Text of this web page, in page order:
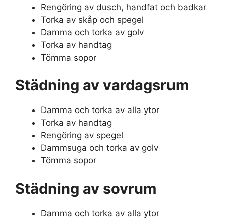
Rengöring av dusch, handfat och badkar
Torka av skåp och spegel
Damma och torka av golv
Torka av handtag
Tömma sopor
Städning av vardagsrum
Damma och torka av alla ytor
Torka av handtag
Rengöring av spegel
Dammsuga och torka av golv
Tömma sopor
Städning av sovrum
Damma och torka av alla ytor